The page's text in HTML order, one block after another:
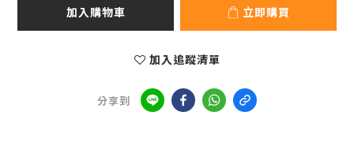
加入購物車 立即購買
加入追蹤清單
分享到